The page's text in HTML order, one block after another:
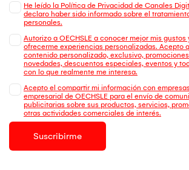
He leído la Política de Privacidad de Canales
declaro haber sido informado sobre el
personales.
Autorizo a OECHSLE a conocer mejor mis
ofrecerme experiencias personalizadas. Acepto
contenido personalizado, exclusivo,
novedades, descuentos especiales, eventos y
con lo que realmente me interesa.
Acepto el compartir mi información con
empresarial de OECHSLE para el envío de
publicitarias sobre sus productos, servicios,
otras actividades comerciales de interés.
Suscribirme